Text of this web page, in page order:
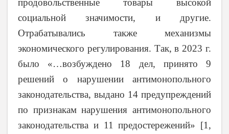
продовольственные товары высокой
социальной значимости, и другие.
Отрабатывались также механизмы
экономического регулирования. Так, в 2023 г.
было «…возбуждено 18 дел, принято 9
решений о нарушении антимонопольного
законодательства, выдано 14 предупреждений
по признакам нарушения антимонопольного
законодательства и 11 предостережений» [1,